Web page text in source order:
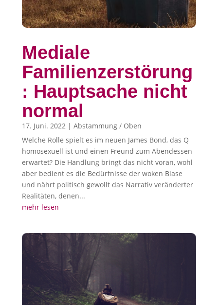
Mediale
Familienzerstörung
: Hauptsache nicht
normal
17. Juni. 2022| Abstammung / Oben
Welche Rolle spielt es im neuen James Bond, das Q
homosexuell ist und einen Freund zum Abendessen
erwartet? Die Handlung bringt das nicht voran, wohl
aber bedient es die Bedürfnisse der woken Blase
und nährt politisch gewollt das Narrativ veränderter
Realitäten, denen...
mehr lesen